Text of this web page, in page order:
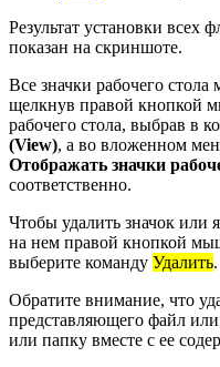
Результат установки всех
показан на скриншоте.
Все значки рабочего
щелкнув правой кнопкой
рабочего стола, выбрав в
(View), а во вложенном
Отображать значки
соответственно.
Чтобы удалить значок или
на нем правой кнопкой
выберите команду Удалить.
Обратите внимание, что
представляющего файл или
или папку вместе с ее